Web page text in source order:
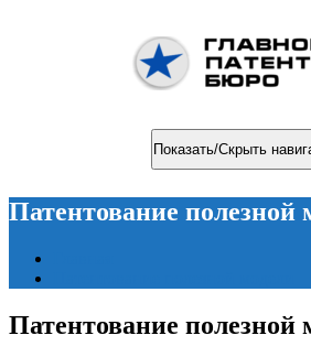
Показать/Скрыть
Патентование полезной
Патентование полезной